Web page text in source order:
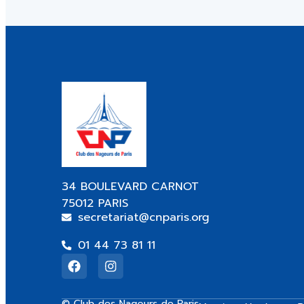
34 BOULEVARD CARNOT
75012 PARIS
secretariat@cnparis.org
01 44 73 81 11